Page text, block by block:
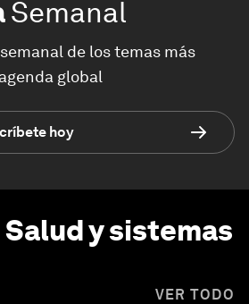
Semanal
de los temas más
global
hoy
Salud y sistemas
VER TODO